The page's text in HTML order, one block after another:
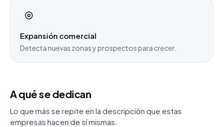
Expansión comercial
Detecta nuevas zonas y prospectos para crecer.
A qué se dedican
Lo que más se repite en la descripción que estas
empresas hacen de sí mismas.